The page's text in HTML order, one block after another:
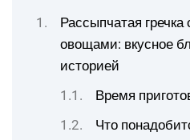
Рассыпчатая гречка
овощами: вкусное
историей
Время
Что